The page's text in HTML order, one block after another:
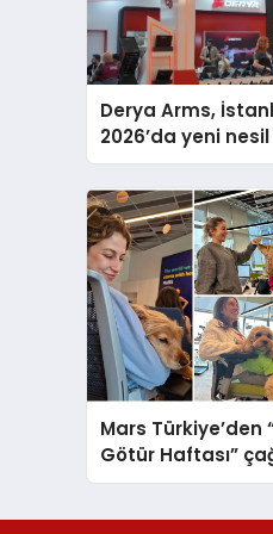
Derya Arms,
2026’da yeni
global marka
sergiledi
Mars Türkiye’den
Götür Haftası”